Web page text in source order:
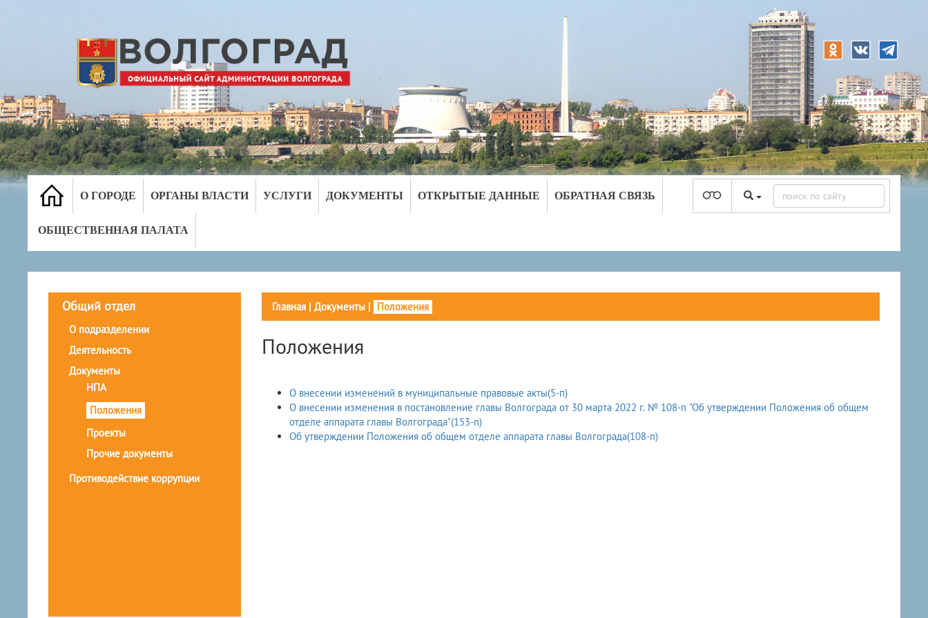
О ГОРОДЕ ОРГАНЫ ВЛАСТИ УСЛУГИ ДОКУМЕНТЫ ОТКРЫТЫЕ ДАННЫЕ ОБРАТНАЯ СВЯЗЬ
ОБЩЕСТВЕННАЯ ПАЛАТА
Общий отдел
О подразделении
Деятельность
Документы
НПА
Положения
Проекты
Прочие документы
Противодействие коррупции
Главная| Документы| Положения
Положения
О внесении изменений в муниципальные правовые акты(5-п)
О внесении изменения в постановление главы Волгограда от 30 марта 2022 г. № 108-п "Об утверждении Положения об общем
отделе аппарата главы Волгограда"(153-п)
Об утверждении Положения об общем отделе аппарата главы Волгограда(108-п)